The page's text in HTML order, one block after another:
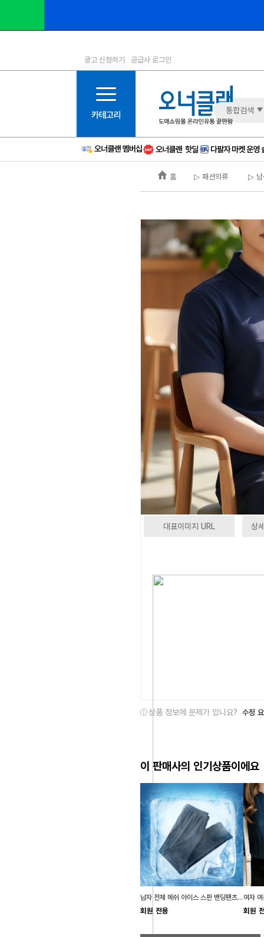
1등급
6등급
11등급
12등급
15등급
16등급
광고 신청하기 공급사 로그인
통합검색
홈 ▷ 패션의류 ▷ 남
대표이미지 URL 상
상품 정보에 문제가 있나요? 수정
이 판매사의 인기상품이에요
남자 전체 메쉬 아이스 스판 밴딩팬츠 쿨바지 짐웨어
회원 전용 회원